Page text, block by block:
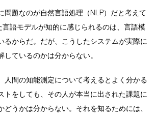
問題なのが自然言語処理（NLP）だと考えて
言語モデルが知的に感じられるのは、言語模
るからだ。だが、こうしたシステムが実際に
しているのかは分からない。
人間の知能測定について考えるとよく分かる
トをしても、その人が本当に出された課題に
どうかは分からない。それを知るためには、